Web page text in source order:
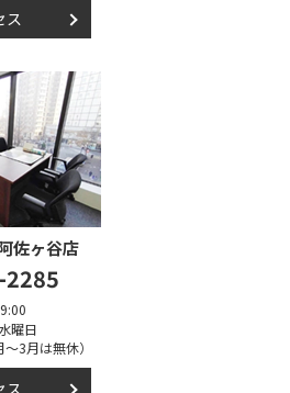
ス
佐ヶ谷店
曜日
3月は無休）
ス